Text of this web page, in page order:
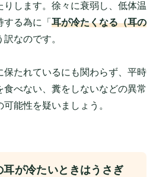
します。徐々に衰弱し、低体温
る為に「 耳が冷たくなる（耳の
訳なのです。
保たれているにも関わらず、平時
食べない、糞をしないなどの異常
能性を疑いましょう。
耳が冷たいときはうさぎ